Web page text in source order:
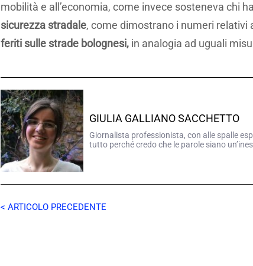
mobilità e all’economia, come invece sosteneva chi
sicurezza stradale, come dimostrano i numeri relativi
feriti sulle strade bolognesi, in analogia ad uguali
GIULIA GALLIANO SACCHETTO
Giornalista professionista, con alle spalle
tutto perché credo che le parole siano
< ARTICOLO PRECEDENTE